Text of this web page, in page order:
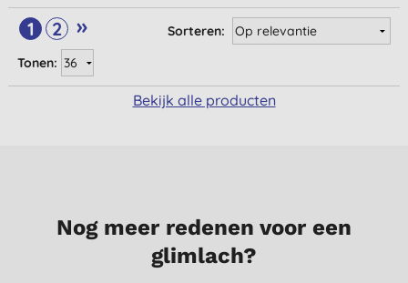
1 2 »
Sorteren:
Tonen:
Bekijk alle producten
Nog meer redenen voor een
glimlach?